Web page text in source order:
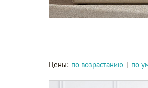
Цены: по возрастанию | по